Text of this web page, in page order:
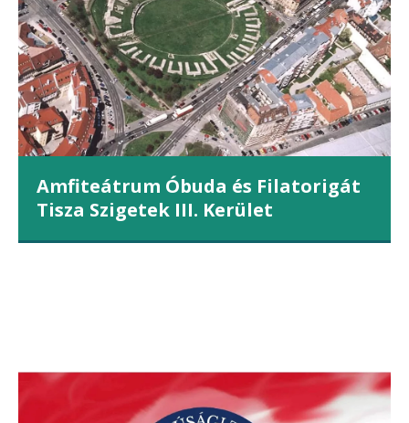
Amfiteátrum Óbuda és Filatorigát
Tisza Szigetek III. Kerület